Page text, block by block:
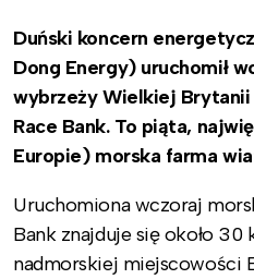
Duński koncern
Dong Energy) uruchomił
wybrzeży Wielkiej
Race Bank. To piąta,
Europie) morska farma
Uruchomiona wczoraj
Bank znajduje się około
nadmorskiej miejscowości